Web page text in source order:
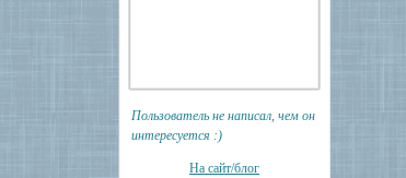
Пользователь не написал, чем он
интересуется :)
На сайт/блог